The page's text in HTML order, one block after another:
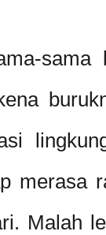
merasa
Malah